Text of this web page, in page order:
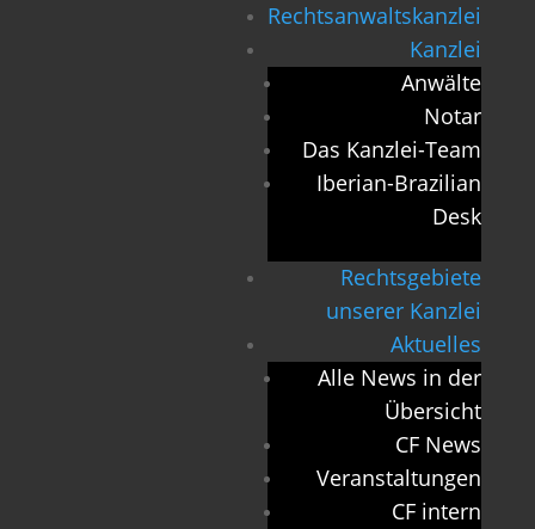
Rechtsanwaltskanzlei
Kanzlei
Anwälte
Notar
Das Kanzlei-Team
Iberian-Brazilian
Desk
Rechtsgebiete
unserer Kanzlei
Aktuelles
Alle News in der
Übersicht
CF News
Veranstaltungen
CF intern